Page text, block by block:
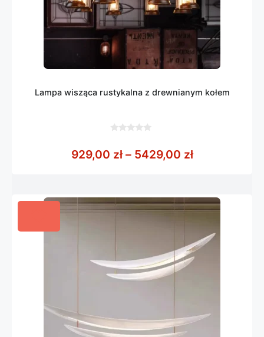
Lampa wisząca rustykalna z drewnianym kołem
5
929,00 zł – 5429,00 złZakres cen: